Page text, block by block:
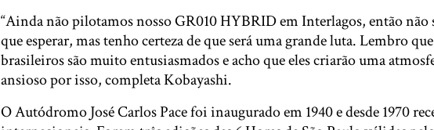
“Ainda não pilotamos nosso GR010 HYBRID em Interlagos, então não
que esperar, mas tenho certeza de que será uma grande luta. Lembro
brasileiros são muito entusiasmados e acho que eles criarão uma
ansioso por isso, completa Kobayashi.
O Autódromo José Carlos Pace foi inaugurado em 1940 e desde 1970